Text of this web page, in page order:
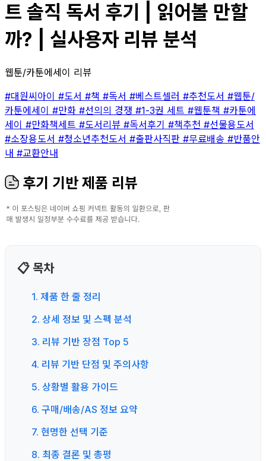
트 솔직 독서 후기 | 읽어볼 만할
까? | 실사용자 리뷰 분석
웹툰/카툰에세이 리뷰
#대원씨아이 #도서 #책 #독서 #베스트셀러 #추천도서 #웹툰/
카툰에세이 #만화 #선의의 경쟁 #1-3권 세트 #웹툰책 #카툰에
세이 #만화책세트 #도서리뷰 #독서후기 #책추천 #선물용도서
#소장용도서 #청소년추천도서 #출판사직판 #무료배송 #반품안
내 #교환안내
후기 기반 제품 리뷰
📋 목차
1. 제품 한 줄 정리
2. 상세 정보 및 스펙 분석
3. 리뷰 기반 장점 Top 5
4. 리뷰 기반 단점 및 주의사항
5. 상황별 활용 가이드
6. 구매/배송/AS 정보 요약
7. 현명한 선택 기준
8. 최종 결론 및 총평